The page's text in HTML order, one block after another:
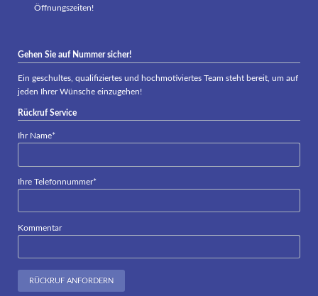
Öffnungszeiten!
Gehen Sie auf Nummer sicher!
Ein geschultes, qualifiziertes und hochmotiviertes Team steht bereit, um auf
jeden Ihrer Wünsche einzugehen!
Rückruf Service
Pflichtfeld
Ihr Name*
Pflichtfeld
Ihre Telefonnummer*
Kommentar
RÜCKRUF ANFORDERN